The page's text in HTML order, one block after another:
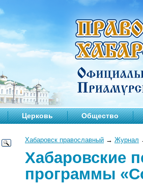
Церковь Общество
Хабаровск православный → Журнал
Хабаровские
программы